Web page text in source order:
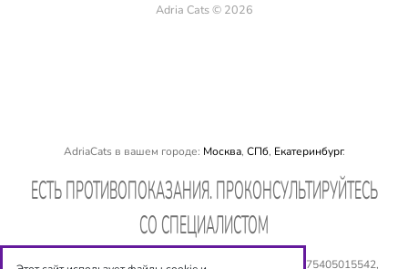
Adria Cats © 2026
AdriaCats в вашем городе: Москва, СПб, Екатеринбург.
EСТЬ ПРОТИВОПОКАЗАНИЯ. ПРОКОНСУЛЬТИРУЙТЕСЬ
СО СПЕЦИАЛИСТОМ
ООО «Оптиксервис», ИНН: 540 534 6944, ОГРН: № 1075405015542,